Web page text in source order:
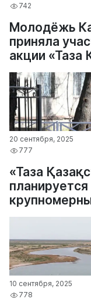
742
Молодёжь
приняла
акции «Таза
20 сентября, 2025
777
«Таза
10 сентября, 2025
778